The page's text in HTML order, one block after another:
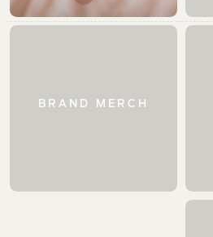
BRAND MERCH